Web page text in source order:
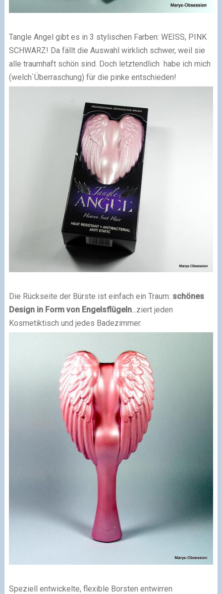
Tangle Angel gibt es in 3 stylischen Farben: WEISS, PINK
SCHWARZ! Da fällt die Auswahl wirklich schwer, weil sie
alle traumhaft schön sind. Doch letztendlich habe ich mich
(welch`Überraschung) für die pinke entschieden!
Die Rückseite der Bürste ist einfach ein Traum: schönes
Design in Form von Engelsflügeln...ziert jeden
Kosmetiktisch und jedes Badezimmer.
Speziell entwickelte, flexible Borsten entwirren